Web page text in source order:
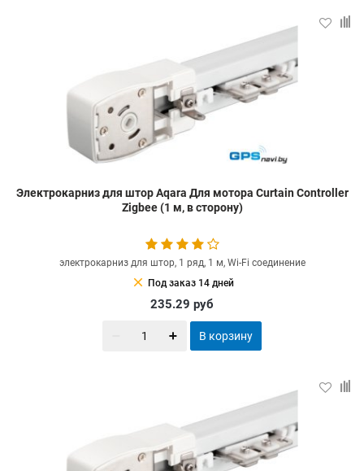
Электрокарниз для штор Aqara Для мотора Curtain Controller
Zigbee (1 м, в сторону)
электрокарниз для штор, 1 ряд, 1 м, Wi-Fi соединение
clear Под заказ 14 дней
235.29 руб
В корзину